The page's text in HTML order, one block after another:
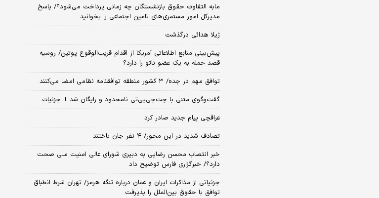
مابه التفاوت حقوق بازنشستگان چه زمانی پرداخت می‌شود؟/ پاسخ
مدیرکل امور مستمری‌های تامین اجتماعی را بخوانید
ژیلا هدائی درگذشت
پیش‌بینی منابع اطلاعاتی آمریکا از اقدام قریب‌الوقوع پوتین/ روسیه
قصد حمله به یک عضو ناتو را دارد؟
توافق مهم در جده/ ۳ کشور منطقه توافقنامه نظامی امضا می‌کنند
گفت‌وگوی متنی با چت‌جی‌پی‌تی نامحدود و رایگان شد + جزئیات
عراقچی پیام جدید صادر کرد
تصادف شدید در این محور/ ۴ نفر جان باختند
خبر انتصاب محسن رضایی به دبیری شورای عالی امنیت ملی صحت
دارد؟/ خبرگزاری فارس توضیح داد
جزئیاتی از مذاکرات ایران و عمان درباره تنگه هرمز/ تهران شرط انطباق
توافق با حقوق بین‌الملل را پذیرفت